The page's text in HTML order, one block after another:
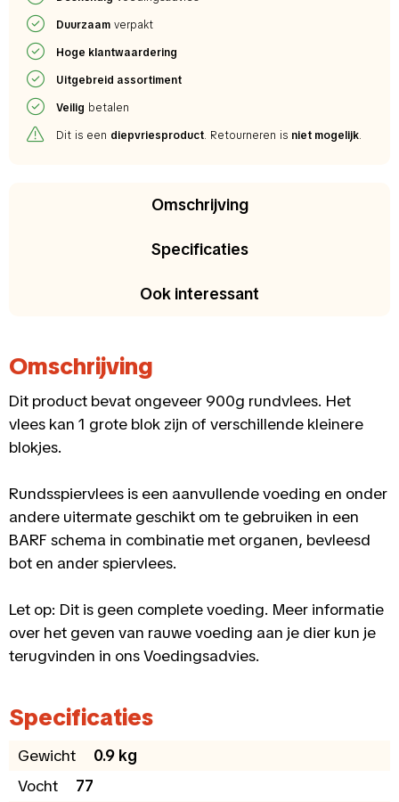
Duurzaam verpakt
Hoge klantwaardering
Uitgebreid assortiment
Veilig betalen
Dit is een diepvriesproduct. Retourneren is niet mogelijk.
Omschrijving
Specificaties
Ook interessant
Omschrijving
Dit product bevat ongeveer 900g rundvlees. Het
vlees kan 1 grote blok zijn of verschillende kleinere
blokjes.
Rundsspiervlees is een aanvullende voeding en onder
andere uitermate geschikt om te gebruiken in een
BARF schema in combinatie met organen, bevleesd
bot en ander spiervlees.
Let op: Dit is geen complete voeding. Meer informatie
over het geven van rauwe voeding aan je dier kun je
terugvinden in ons Voedingsadvies.
Specificaties
Gewicht
0.9 kg
Vocht
77